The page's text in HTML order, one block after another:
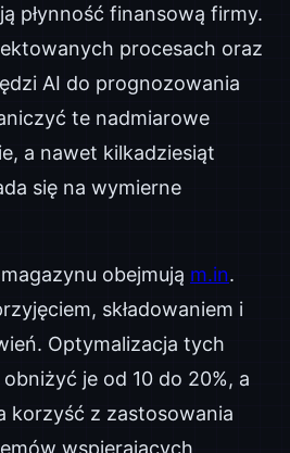
płynność finansową firmy.
procesach oraz
AI do prognozowania
te nadmiarowe
a nawet kilkadziesiąt
się na wymierne
obejmują m.in.
składowaniem i
Optymalizacja tych
je od 10 do 20%, a
korzyść z zastosowania
wspierających